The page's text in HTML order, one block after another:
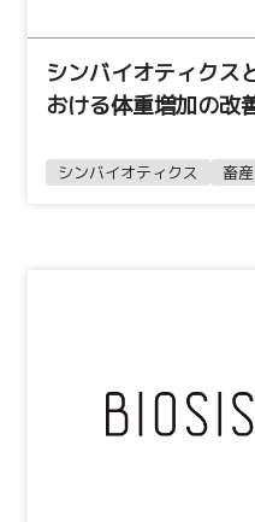
シンバイオティクス
おける体重増加の改
シンバイオティクス 畜産